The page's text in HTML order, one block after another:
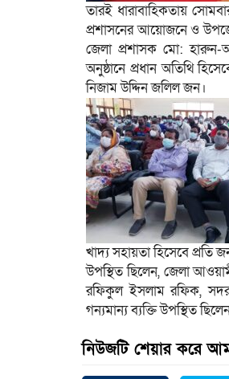
তারই ধারাবাহিকতায়
প্রশাসনের আয়োজনে ও
জেলা প্রশাসক মো: হারুন-
অনুষ্ঠানে প্রধান অতিথি
নিজাম উদ্দিন জলিল জন।
খাদ্য সহায়তা হিসেবে
উপস্থিত ছিলেন, জেলা
রফিকুল ইসলাম রফিক, সদর
গন্যমান্য ব্যক্তি উপস্থিত
নিউজটি শেয়ার করে